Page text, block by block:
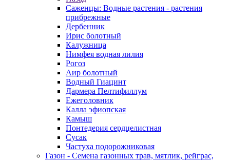
Саженцы: Водные растения - растения
прибрежные
Дербенник
Ирис болотный
Калужница
Нимфея водная лилия
Рогоз
Аир болотный
Водный Гиацинт
Дармера Пелтифиллум
Ежеголовник
Калла эфиопская
Камыш
Понтедерия сердцелистная
Сусак
Частуха подорожниковая
Газон - Семена газонных трав, мятлик, рейграс,